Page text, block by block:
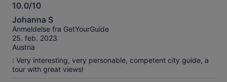
10.0/10
10.0
ud
af
10
Johanna S
Anmeldelse fra GetYourGuide
25. feb. 2023
Austria
: Very interesting, very personable, competent city guide, a
tour with great views!